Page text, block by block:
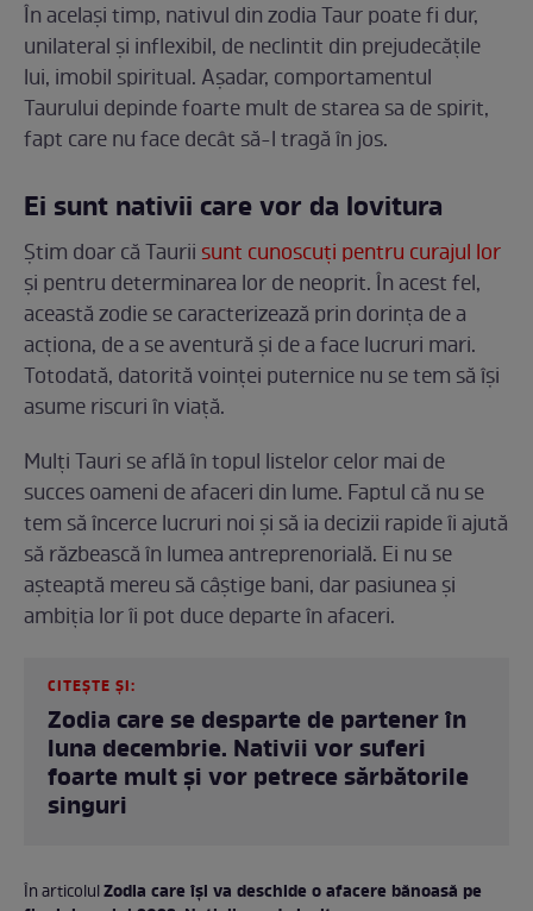
În același timp, nativul din zodia Taur poate fi dur,
unilateral și inflexibil, de neclintit din prejudecățile
lui, imobil spiritual. Așadar, comportamentul
Taurului depinde foarte mult de starea sa de spirit,
fapt care nu face decât să-l tragă în jos.
Ei sunt nativii care vor da lovitura
Știm doar că Taurii sunt cunoscuți pentru curajul lor
și pentru determinarea lor de neoprit. În acest fel,
această zodie se caracterizează prin dorința de a
acționa, de a se aventură și de a face lucruri mari.
Totodată, datorită voinței puternice nu se tem să își
asume riscuri în viață.
Mulți Tauri se află în topul listelor celor mai de
succes oameni de afaceri din lume. Faptul că nu se
tem să încerce lucruri noi și să ia decizii rapide îi ajută
să răzbească în lumea antreprenorială. Ei nu se
așteaptă mereu să câștige bani, dar pasiunea și
ambiția lor îi pot duce departe în afaceri.
CITEȘTE ȘI:
Zodia care se desparte de partener în
luna decembrie. Nativii vor suferi
foarte mult și vor petrece sărbătorile
singuri
În articolulZodia care își va deschide o afacere bănoasă pe